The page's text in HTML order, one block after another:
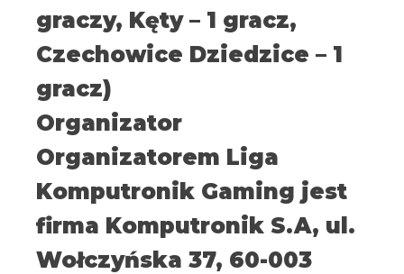
graczy, Kęty – 1 gracz,
Czechowice Dziedzice – 1
gracz)
Organizator
Organizatorem Liga
Komputronik Gaming jest
firma Komputronik S.A, ul.
Wołczyńska 37, 60-003